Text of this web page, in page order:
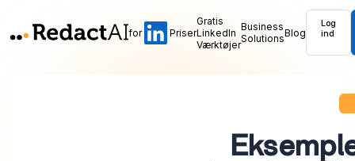
for Priser
Gratis
LinkedIn
Værktøjer
Business
SolutionsBlog
Log
ind